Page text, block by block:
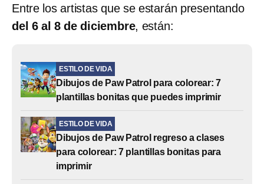
Entre los artistas que se estarán presentando
del 6 al 8 de diciembre, están:
ESTILO DE VIDA
Dibujos de Paw Patrol para colorear: 7
plantillas bonitas que puedes imprimir
ESTILO DE VIDA
Dibujos de Paw Patrol regreso a clases
para colorear: 7 plantillas bonitas para
imprimir